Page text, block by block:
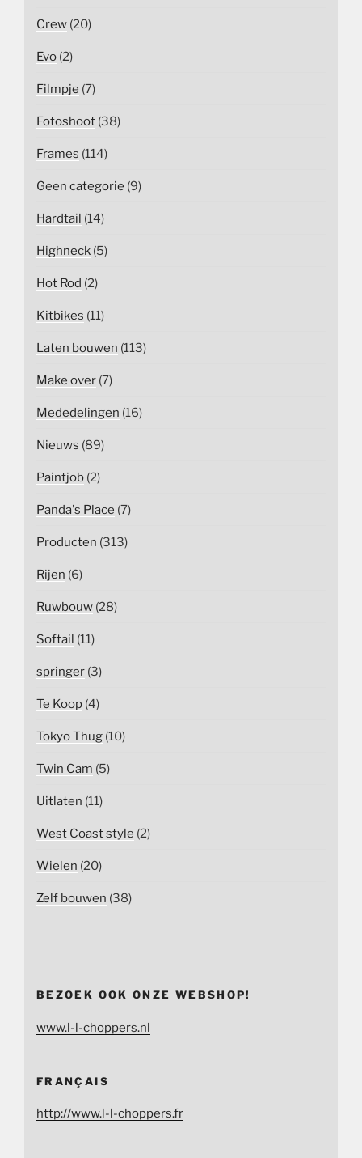
Crew (20)
Evo (2)
Filmpje (7)
Fotoshoot (38)
Frames (114)
Geen categorie (9)
Hardtail (14)
Highneck (5)
Hot Rod (2)
Kitbikes (11)
Laten bouwen (113)
Make over (7)
Mededelingen (16)
Nieuws (89)
Paintjob (2)
Panda's Place (7)
Producten (313)
Rijen (6)
Ruwbouw (28)
Softail (11)
springer (3)
Te Koop (4)
Tokyo Thug (10)
Twin Cam (5)
Uitlaten (11)
West Coast style (2)
Wielen (20)
Zelf bouwen (38)
BEZOEK OOK ONZE WEBSHOP!
www.l-l-choppers.nl
FRANÇAIS
http://www.l-l-choppers.fr